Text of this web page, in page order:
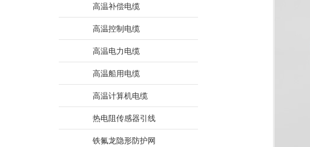
高温补偿电缆
高温控制电缆
高温电力电缆
高温船用电缆
高温计算机电缆
热电阻传感器引线
铁氟龙隐形防护网